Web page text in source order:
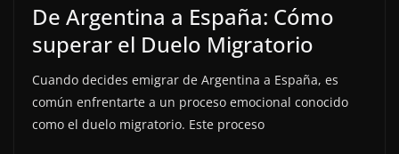
De Argentina a España: Cómo
superar el Duelo Migratorio
Cuando decides emigrar de Argentina a España, es
común enfrentarte a un proceso emocional conocido
como el duelo migratorio. Este proceso